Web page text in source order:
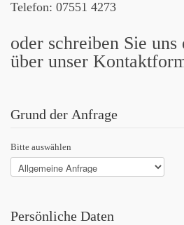
Telefon: 07551 4273
oder schreiben Sie
über unser
Grund der Anfrage
Bitte auswählen
Persönliche Daten